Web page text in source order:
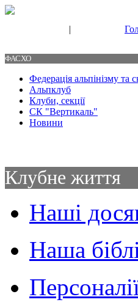
|
ФАСХО
Федерація альпінізму та
Альпклуб
Клуби, секції
СК "Вертикаль"
Новини
Клубне життя
Наші
Наша